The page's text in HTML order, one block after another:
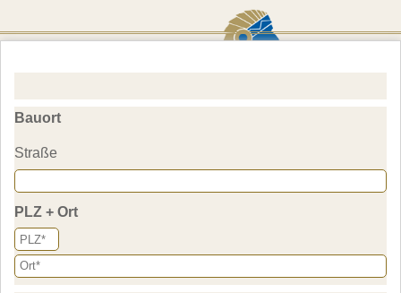
Scoutin
Jetzt kostenfrei unter 0800 5894744 anrufen
Bauort
Straße
PLZ + Ort